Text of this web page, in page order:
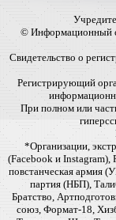
© Информационный
Свидетельство о
Регистрирующий
При полном или
*Организации,
(Facebook и Instagram),
повстанческая армия
партия (НБП),
Братство,
союз, Формат-18,